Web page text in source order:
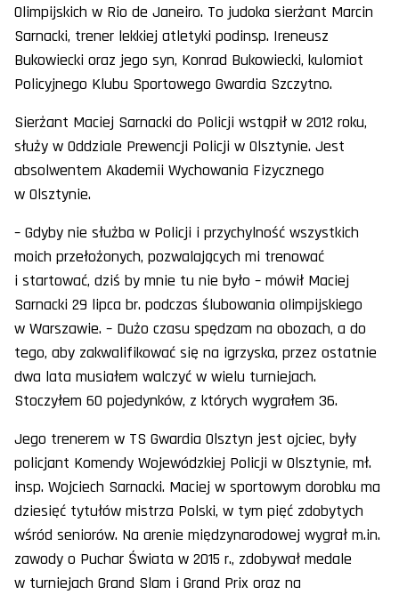
Olimpijskich w Rio de Janeiro. To judoka sierżant Marcin
Sarnacki, trener lekkiej atletyki podinsp. Ireneusz
Bukowiecki oraz jego syn, Konrad Bukowiecki, kulomiot
Policyjnego Klubu Sportowego Gwardia Szczytno.
Sierżant Maciej Sarnacki do Policji wstąpił w 2012 roku,
służy w Oddziale Prewencji Policji w Olsztynie. Jest
absolwentem Akademii Wychowania Fizycznego
w Olsztynie.
– Gdyby nie służba w Policji i przychylność wszystkich
moich przełożonych, pozwalających mi trenować
i startować, dziś by mnie tu nie było – mówił Maciej
Sarnacki 29 lipca br. podczas ślubowania olimpijskiego
w Warszawie. – Dużo czasu spędzam na obozach, a do
tego, aby zakwalifikować się na igrzyska, przez ostatnie
dwa lata musiałem walczyć w wielu turniejach.
Stoczyłem 60 pojedynków, z których wygrałem 36.
Jego trenerem w TS Gwardia Olsztyn jest ojciec, były
policjant Komendy Wojewódzkiej Policji w Olsztynie, mł.
insp. Wojciech Sarnacki. Maciej w sportowym dorobku ma
dziesięć tytułów mistrza Polski, w tym pięć zdobytych
wśród seniorów. Na arenie międzynarodowej wygrał m.in.
zawody o Puchar Świata w 2015 r., zdobywał medale
w turniejach Grand Slam i Grand Prix oraz na